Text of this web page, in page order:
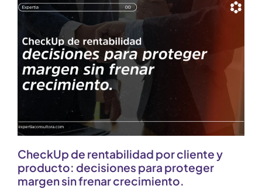
CheckUp de rentabilidad por cliente y
producto: decisiones para proteger
margen sin frenar crecimiento.